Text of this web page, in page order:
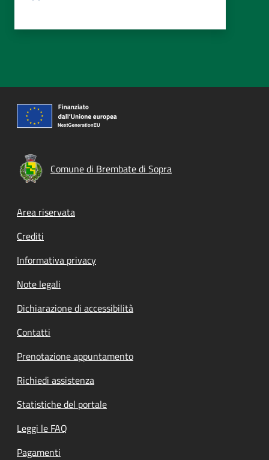
Comune di Brembate di Sopra
Footer menu
Area riservata
Crediti
Informativa privacy
Note legali
Dichiarazione di accessibilità
Contatti
Prenotazione appuntamento
Richiedi assistenza
Statistiche del portale
Leggi le FAQ
Pagamenti